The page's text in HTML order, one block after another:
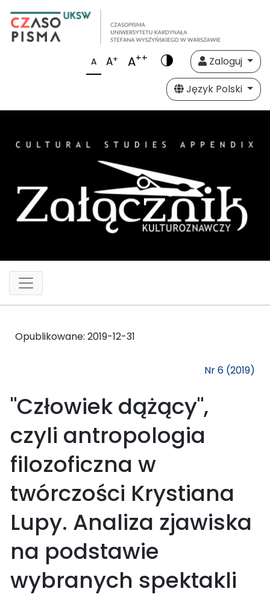
A A+ A++
Zaloguj
Język Polski
Opublikowane: 2019-12-31
Nr 6 (2019)
"Człowiek dążący",
czyli antropologia
filozoficzna w
twórczości Krystiana
Lupy. Analiza zjawiska
na podstawie
wybranych spektakli